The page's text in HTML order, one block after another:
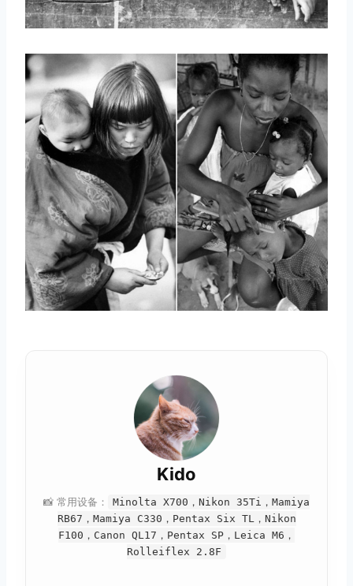
Kido
📸 常用设备：
Minolta X700，Nikon 35Ti，Mamiya
RB67，Mamiya C330，Pentax Six TL，Nikon
F100，Canon QL17，Pentax SP，Leica M6，
Rolleiflex 2.8F
取消 搜索